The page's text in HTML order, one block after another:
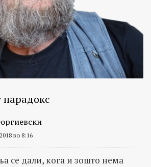
во 8:16
се дали, кога и зошто нема